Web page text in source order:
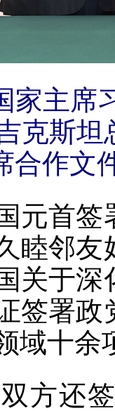
家主席
克斯
合作文
首签
睦邻
关于
签署
域十余
还签